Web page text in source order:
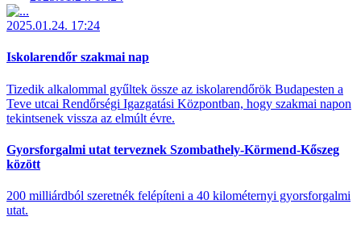
2025.01.24. 17:24
Iskolarendőr szakmai nap
Tizedik alkalommal gyűltek össze az iskolarendőrök Budapesten a
Teve utcai Rendőrségi Igazgatási Központban, hogy szakmai napon
tekintsenek vissza az elmúlt évre.
Gyorsforgalmi utat terveznek Szombathely-Körmend-Kőszeg
között
200 milliárdból szeretnék felépíteni a 40 kilométernyi gyorsforgalmi
utat.